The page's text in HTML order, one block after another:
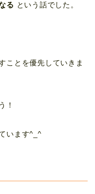
る という話でした。
ことを優先していきま
！
います^_^